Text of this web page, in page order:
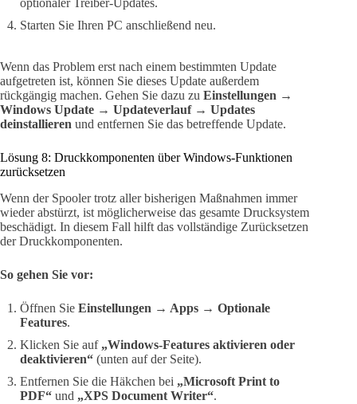
optionaler Treiber-Updates.
Starten Sie Ihren PC anschließend neu.
Wenn das Problem erst nach einem bestimmten Update
aufgetreten ist, können Sie dieses Update außerdem
rückgängig machen. Gehen Sie dazu zu Einstellungen →
Windows Update → Updateverlauf → Updates
deinstallieren und entfernen Sie das betreffende Update.
Lösung 8: Druckkomponenten über Windows-Funktionen
zurücksetzen
Wenn der Spooler trotz aller bisherigen Maßnahmen immer
wieder abstürzt, ist möglicherweise das gesamte Drucksystem
beschädigt. In diesem Fall hilft das vollständige Zurücksetzen
der Druckkomponenten.
So gehen Sie vor:
Öffnen Sie Einstellungen → Apps → Optionale
Features.
Klicken Sie auf „Windows-Features aktivieren oder
deaktivieren“ (unten auf der Seite).
Entfernen Sie die Häkchen bei „Microsoft Print to
PDF“ und „XPS Document Writer“.